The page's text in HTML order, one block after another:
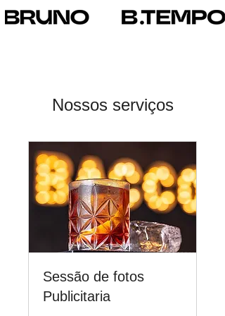
Nossos serviços
Sessão de fotos
Publicitaria